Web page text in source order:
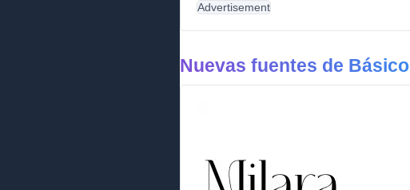
Advertisement
Nuevas fuentes de Básico